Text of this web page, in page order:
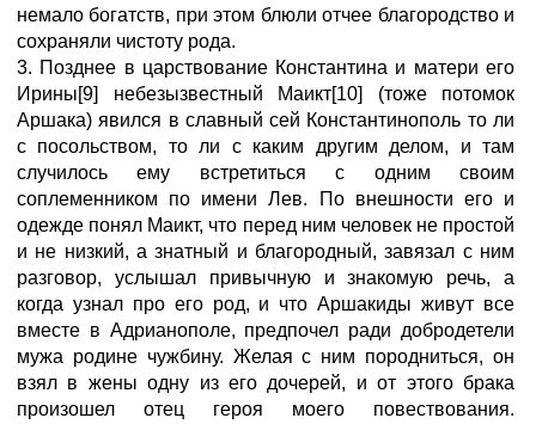
немало богатств, при этом блюли отчее благородство и
сохраняли чистоту рода.
3. Позднее в царствование Константина и матери его
Ирины[9] небезызвестный Маикт[10] (тоже потомок
Аршака) явился в славный сей Константинополь то ли
с посольством, то ли с каким другим делом, и там
случилось ему встретиться с одним своим
соплеменником по имени Лев. По внешности его и
одежде понял Маикт, что перед ним человек не простой
и не низкий, а знатный и благородный, завязал с ним
разговор, услышал привычную и знакомую речь, а
когда узнал про его род, и что Аршакиды живут все
вместе в Адрианополе, предпочел ради добродетели
мужа родине чужбину. Желая с ним породниться, он
взял в жены одну из его дочерей, и от этого брака
произошел отец героя моего повествования.